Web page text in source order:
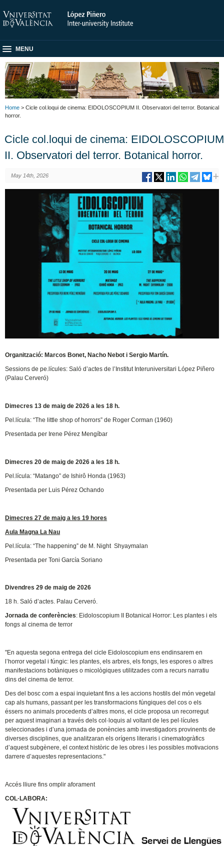
MENU
Home > Cicle col.loqui de cinema: EIDOLOSCOPIUM II. Observatori del terror. Botanical
horror.
Cicle col.loqui de cinema: EIDOLOSCOPIUM
II. Observatori del terror. Botanical horror.
May 14th, 2026
Organització: Marcos Bonet, Nacho Nebot i Sergio Martín.
Sessions de pe.lícules: Saló d’actes de l’Institut Interuniversitari López Piñero
(Palau Cerveró)
Dimecres 13 de maig de 2026 a les 18 h.
Pel.lícula: “The little shop of horrors” de Roger Corman (1960)
Presentada per Irene Pérez Mengíbar
Dimecres 20 de maig de 2026 a les 18 h.
Pel.lícula: “Matango” de Ishirô Honda (1963)
Presentada per Luis Pérez Ochando
Dimecres 27 de maig a les 19 hores
Aula Magna La Nau
Pel.lícula: “The happening” de M. Night Shyaymalan
Presentada per Toni García Soriano
Divendres 29 de maig de 2026
18 h. Saló d’actes. Palau Cerveró.
Jornada de conferències: Eidoloscopium II Botanical Horror: Les plantes i els
fongs al cinema de terror
"En aquesta segona entrega del cicle Eidoloscopium ens endinsarem en
l’horror vegetal i fúngic: les plantes, els arbres, els fongs, les espores o altres
manifestacions botàniques o micològiques utilitzades com a recurs narratiu
dins del cinema de terror.
Des del bosc com a espai inquietant fins a les accions hostils del món vegetal
cap als humans, passant per les transformacions fúngiques del cos o els
éssers no animals procedents d’altres mons, el cicle proposa un recorregut
per aquest imaginari a través dels col·loquis al voltant de les pel·lícules
seleccionades i d’una jornada de ponències amb investigadors provinents de
diverses disciplines, que analitzaran els orígens literaris i cinematogràfics
d’aquest subgènere, el context històric de les obres i les possibles motivacions
darrere d’aquestes representacions."
Accés lliure fins omplir aforament
COL·LABORA: